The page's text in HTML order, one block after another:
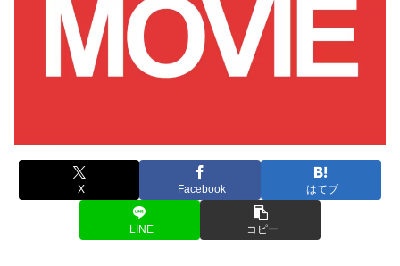
X Facebook はてブ
LINE コピー